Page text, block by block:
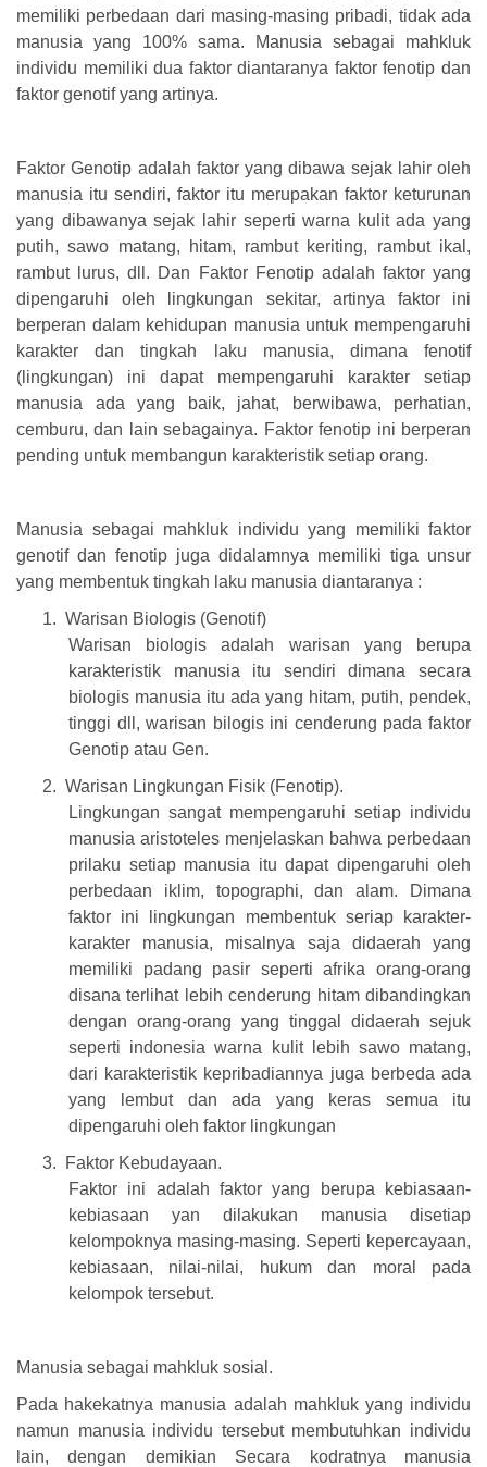
memiliki perbedaan dari masing-masing pribadi, tidak ada
manusia yang 100% sama. Manusia sebagai mahkluk
individu memiliki dua faktor diantaranya faktor fenotip dan
faktor genotif yang artinya.
Faktor Genotip adalah faktor yang dibawa sejak lahir oleh
manusia itu sendiri, faktor itu merupakan faktor keturunan
yang dibawanya sejak lahir seperti warna kulit ada yang
putih, sawo matang, hitam, rambut keriting, rambut ikal,
rambut lurus, dll. Dan Faktor Fenotip adalah faktor yang
dipengaruhi oleh lingkungan sekitar, artinya faktor ini
berperan dalam kehidupan manusia untuk mempengaruhi
karakter dan tingkah laku manusia, dimana fenotif
(lingkungan) ini dapat mempengaruhi karakter setiap
manusia ada yang baik, jahat, berwibawa, perhatian,
cemburu, dan lain sebagainya. Faktor fenotip ini berperan
pending untuk membangun karakteristik setiap orang.
Manusia sebagai mahkluk individu yang memiliki faktor
genotif dan fenotip juga didalamnya memiliki tiga unsur
yang membentuk tingkah laku manusia diantaranya :
1. Warisan Biologis (Genotif)
Warisan biologis adalah warisan yang berupa
karakteristik manusia itu sendiri dimana secara
biologis manusia itu ada yang hitam, putih, pendek,
tinggi dll, warisan bilogis ini cenderung pada faktor
Genotip atau Gen.
2. Warisan Lingkungan Fisik (Fenotip).
Lingkungan sangat mempengaruhi setiap individu
manusia aristoteles menjelaskan bahwa perbedaan
prilaku setiap manusia itu dapat dipengaruhi oleh
perbedaan iklim, topographi, dan alam. Dimana
faktor ini lingkungan membentuk seriap karakter-
karakter manusia, misalnya saja didaerah yang
memiliki padang pasir seperti afrika orang-orang
disana terlihat lebih cenderung hitam dibandingkan
dengan orang-orang yang tinggal didaerah sejuk
seperti indonesia warna kulit lebih sawo matang,
dari karakteristik kepribadiannya juga berbeda ada
yang lembut dan ada yang keras semua itu
dipengaruhi oleh faktor lingkungan
3.
Faktor Kebudayaan.
Faktor ini adalah faktor yang berupa kebiasaan-
kebiasaan yan dilakukan manusia disetiap
kelompoknya masing-masing. Seperti kepercayaan,
kebiasaan, nilai-nilai, hukum dan moral pada
kelompok tersebut.
Manusia sebagai mahkluk sosial.
Pada hakekatnya manusia adalah mahkluk yang individu
namun manusia individu tersebut membutuhkan individu
lain, dengan demikian Secara kodratnya manusia